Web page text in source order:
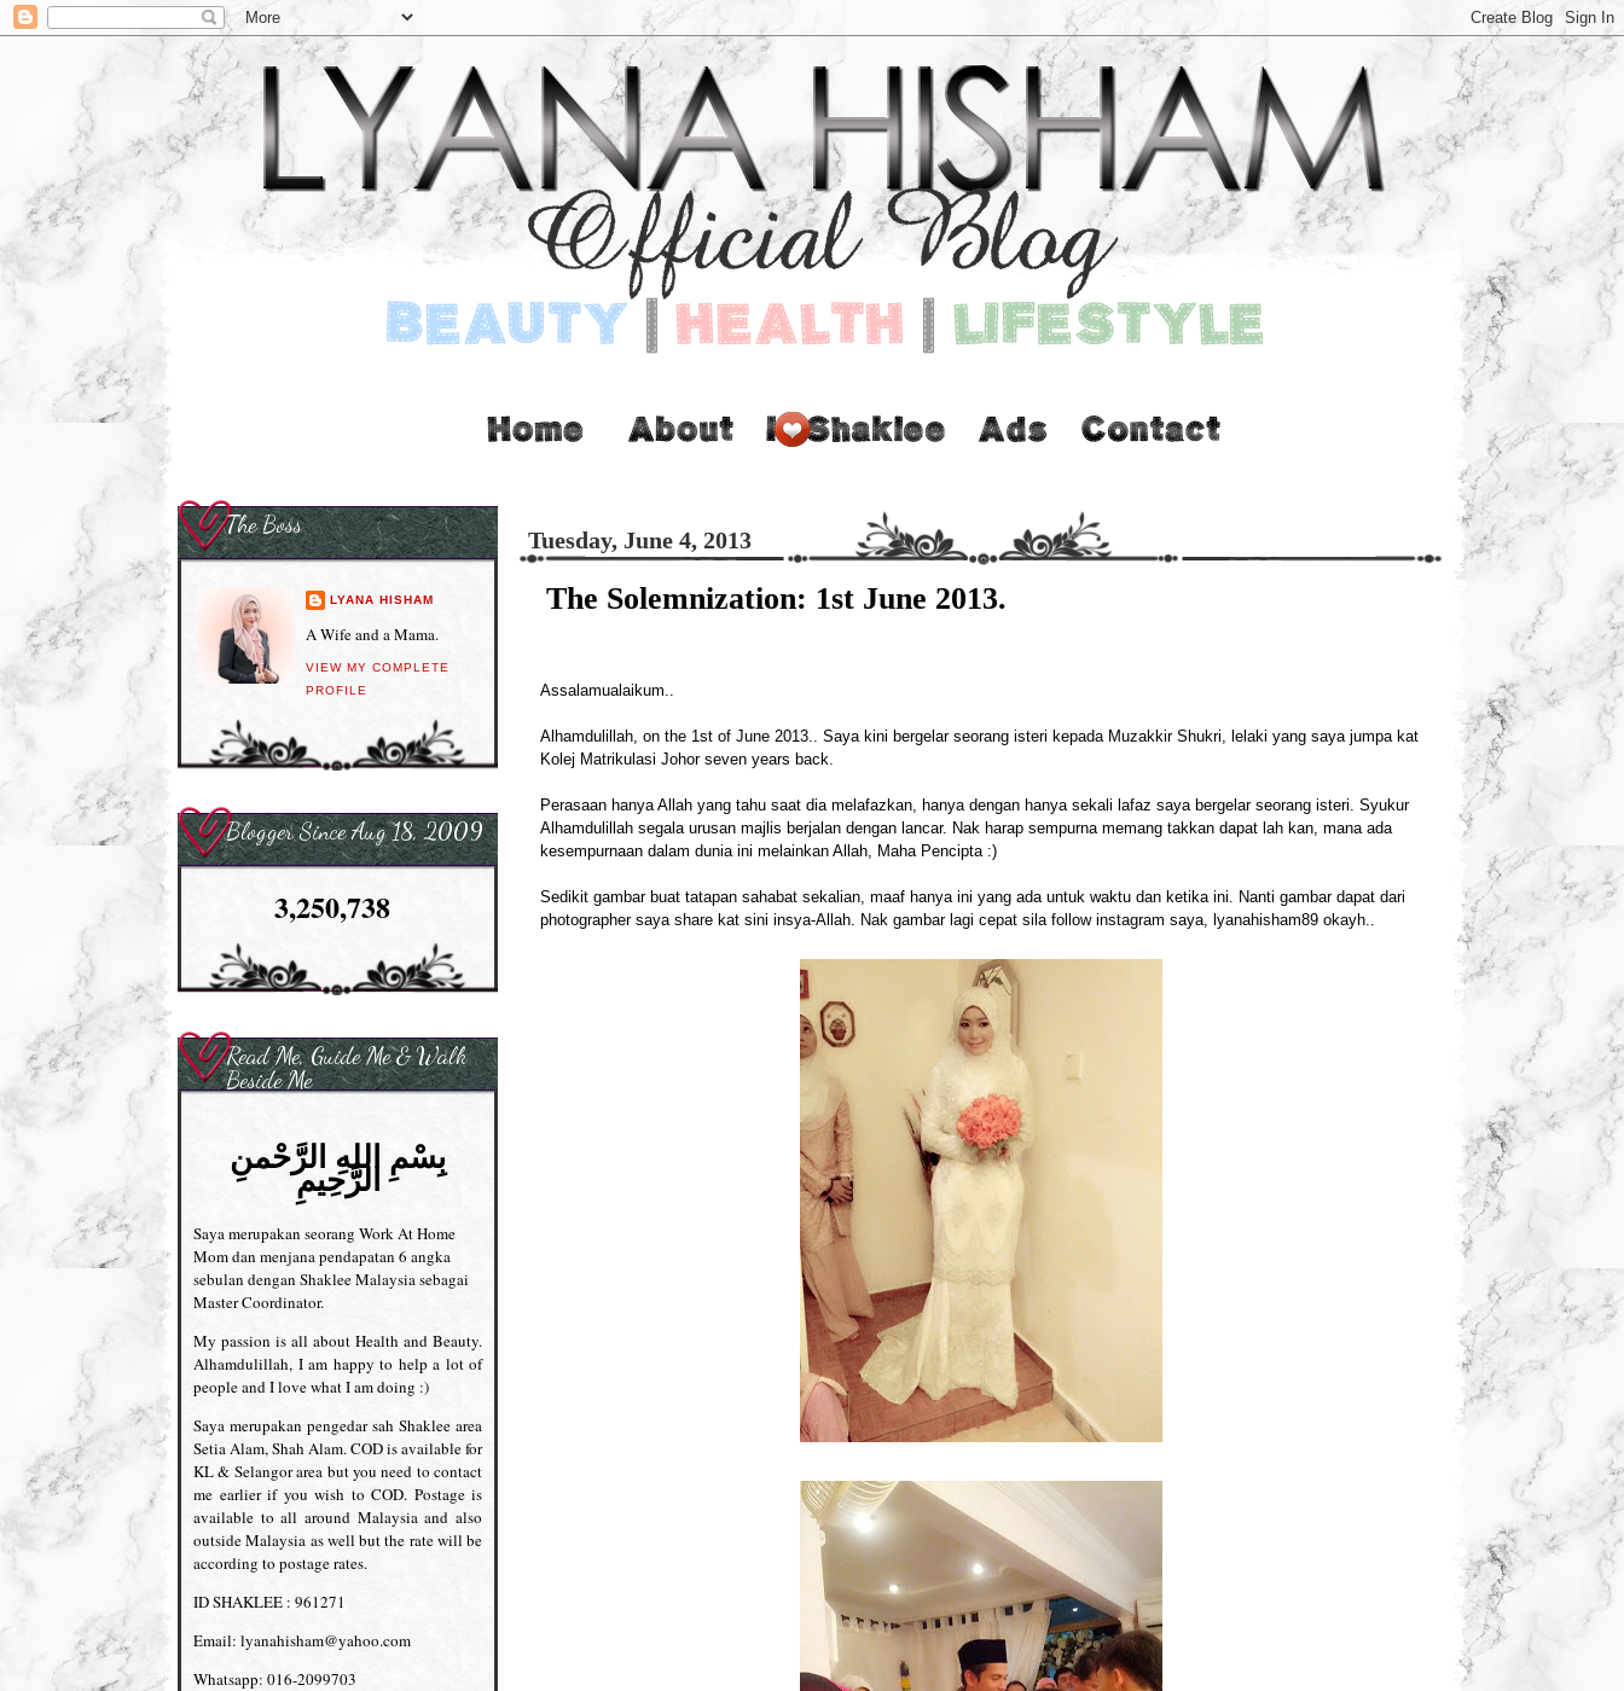
Tuesday, June 4, 2013
The Solemnization: 1st June 2013.
Assalamualaikum..
Alhamdulillah, on the 1st of June 2013.. Saya kini bergelar seorang isteri kepada Muzakkir Shukri, lelaki yang saya jumpa kat
Kolej Matrikulasi Johor seven years back.
Perasaan hanya Allah yang tahu saat dia melafazkan, hanya dengan hanya sekali lafaz saya bergelar seorang isteri. Syukur
Alhamdulillah segala urusan majlis berjalan dengan lancar. Nak harap sempurna memang takkan dapat lah kan, mana ada
kesempurnaan dalam dunia ini melainkan Allah, Maha Pencipta :)
Sedikit gambar buat tatapan sahabat sekalian, maaf hanya ini yang ada untuk waktu dan ketika ini. Nanti gambar dapat dari
photographer saya share kat sini insya-Allah. Nak gambar lagi cepat sila follow instagram saya, lyanahisham89 okayh..
The Boss
LYANA HISHAM
A Wife and a Mama.
VIEW MY COMPLETE
PROFILE
Blogger Since Aug 18, 2009
3,250,738
Read Me, Guide Me & Walk
Beside Me
بِسْمِ اللهِ الرَّحْمنِ
الرَّحِيمِ
Saya merupakan seorang Work At Home
Mom dan menjana pendapatan 6 angka
sebulan dengan Shaklee Malaysia sebagai
Master Coordinator.
My passion is all about Health and Beauty.
Alhamdulillah, I am happy to help a lot of
people and I love what I am doing :)
Saya merupakan pengedar sah Shaklee area
Setia Alam, Shah Alam. COD is available for
KL & Selangor area but you need to contact
me earlier if you wish to COD. Postage is
available to all around Malaysia and also
outside Malaysia as well but the rate will be
according to postage rates.
ID SHAKLEE : 961271
Email: lyanahisham@yahoo.com
Whatsapp: 016-2099703